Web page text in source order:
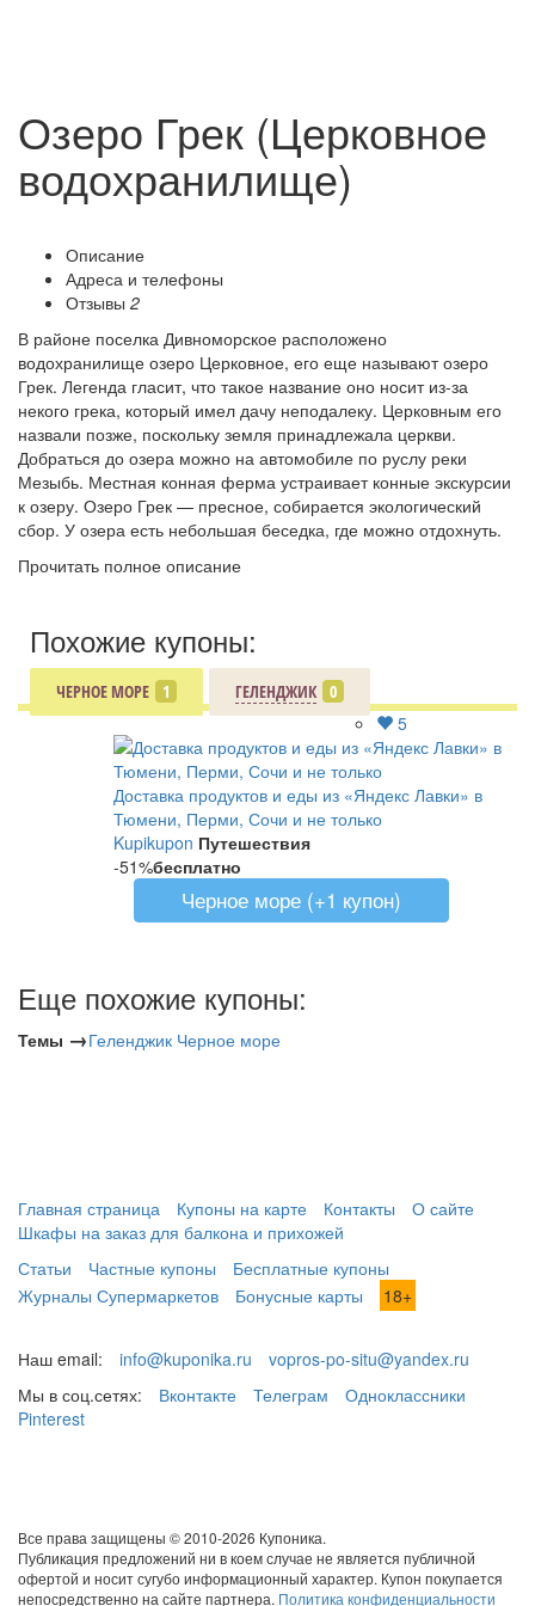
Озеро Грек (Церковное
водохранилище)
Описание
Адреса и телефоны
Отзывы 2
В районе поселка Дивноморское расположено
водохранилище озеро Церковное, его еще называют озеро
Грек. Легенда гласит, что такое название оно носит из-за
некого грека, который имел дачу неподалеку. Церковным его
назвали позже, поскольку земля принадлежала церкви.
Добраться до озера можно на автомобиле по руслу реки
Мезыбь. Местная конная ферма устраивает конные экскурсии
к озеру. Озеро Грек — пресное, собирается экологический
сбор. У озера есть небольшая беседка, где можно отдохнуть.
Прочитать полное описание
Похожие купоны:
ЧЕРНОЕ МОРЕ 1 ГЕЛЕНДЖИК 0
5
Доставка продуктов и еды из «Яндекс Лавки» в
Тюмени, Перми, Сочи и не только
Kupikupon Путешествия
-51%бесплатно
Черное море (+1 купон)
Еще похожие купоны:
Темы →Геленджик Черное море
Главная страница Купоны на карте Контакты
О сайте
Шкафы на заказ для балкона и прихожей
Статьи
Частные купоны
Бесплатные купоны
Журналы Супермаркетов
Бонусные карты 18+
Наш email: info@kuponika.ru
vopros-po-situ@yandex.ru
Мы в соц.сетях:
Вконтакте Телеграм
Одноклассники
Pinterest
Все права защищены © 2010-2026 Купоника.
Публикация предложений ни в коем случае не является публичной
офертой и носит сугубо информационный характер. Купон покупается
непосредственно на сайте партнера. Политика конфиденциальности